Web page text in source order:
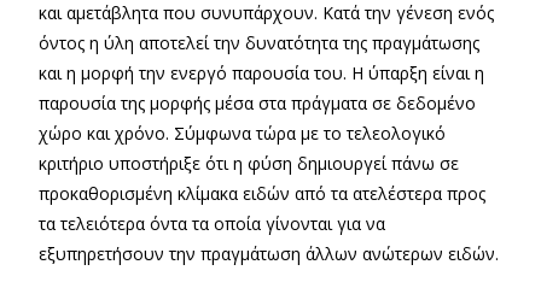
και αμετάβλητα που συνυπάρχουν. Κατά την γένεση ενός
όντος η ύλη αποτελεί την δυνατότητα της πραγμάτωσης
και η μορφή την ενεργό παρουσία του. Η ύπαρξη είναι η
παρουσία της μορφής μέσα στα πράγματα σε δεδομένο
χώρο και χρόνο. Σύμφωνα τώρα με το τελεολογικό
κριτήριο υποστήριξε ότι η φύση δημιουργεί πάνω σε
προκαθορισμένη κλίμακα ειδών από τα ατελέστερα προς
τα τελειότερα όντα τα οποία γίνονται για να
εξυπηρετήσουν την πραγμάτωση άλλων ανώτερων ειδών.